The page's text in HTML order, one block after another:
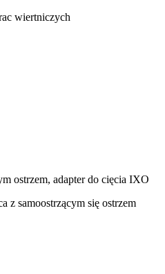
wiertniczych
ostrzem, adapter do cięcia IXO
z samoostrzącym się ostrzem